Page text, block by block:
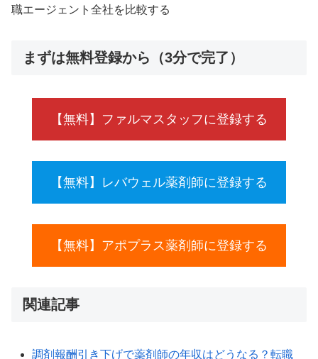
職エージェント全社を比較する
まずは無料登録から（3分で完了）
【無料】ファルマスタッフに登録する
【無料】レバウェル薬剤師に登録する
【無料】アポプラス薬剤師に登録する
関連記事
調剤報酬引き下げで薬剤師の年収はどうなる？転職